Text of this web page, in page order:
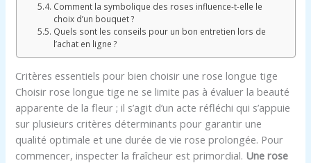
Comment la symbolique des roses influence-t-elle le
choix d’un bouquet ?
Quels sont les conseils pour un bon entretien lors de
l’achat en ligne ?
Critères essentiels pour bien choisir une rose longue tige
Choisir rose longue tige ne se limite pas à évaluer la beauté
apparente de la fleur ; il s’agit d’un acte réfléchi qui s’appuie
sur plusieurs critères déterminants pour garantir une
qualité optimale et une durée de vie rose prolongée. Pour
commencer, inspecter la fraîcheur est primordial. Une rose